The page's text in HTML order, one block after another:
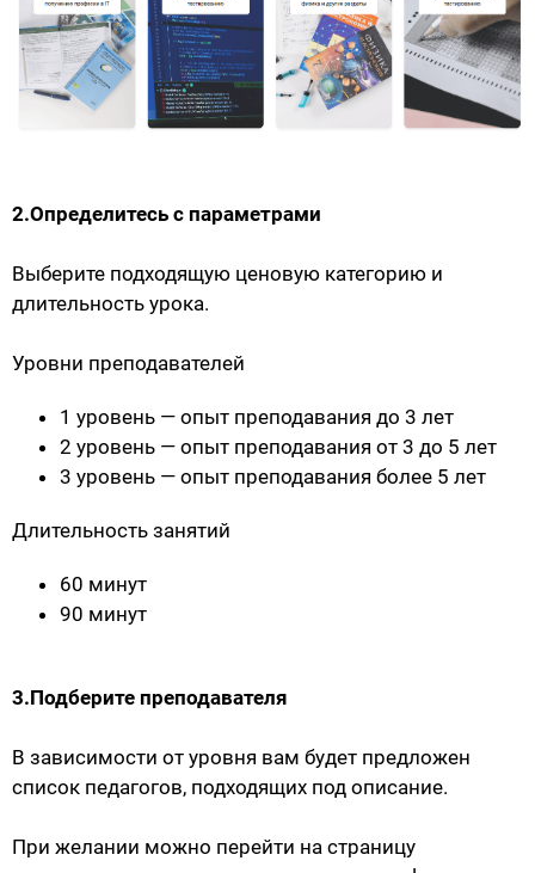
2.Определитесь с параметрами
Выберите подходящую ценовую категорию и
длительность урока.
Уровни преподавателей
1 уровень — опыт преподавания до 3 лет
2 уровень — опыт преподавания от 3 до 5 лет
3 уровень — опыт преподавания более 5 лет
Длительность занятий
60 минут
90 минут
3.Подберите преподавателя
В зависимости от уровня вам будет предложен
список педагогов, подходящих под описание.
При желании можно перейти на страницу